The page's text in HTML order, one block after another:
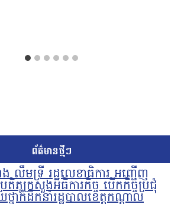
ព័ត៌មានថ្មីៗ
លឹមទ្រី រដ្ឋលេខាធិការ អញ្ជើញ
ភូក្រសួងអធិការកិច្ច បើកកិច្ចប្រជុំ
នាក់ដឹកនាំរដ្ឋបាលខេត្តកណ្តាល